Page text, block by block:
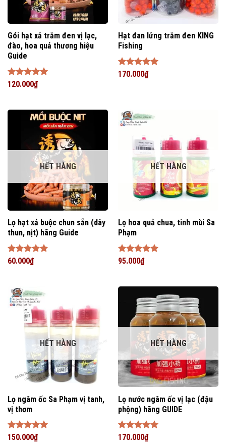
Gói hạt xả trắm đen vị lạc,
đào, hoa quả thương hiệu
Guide
Được xếp
120.000₫
Hạt đan lửng trắm đen KING
Fishing
Được xếp
170.000₫
HẾT HÀNG
Lọ hạt xả buộc chun sẵn (dây
thun, nịt) hãng Guide
Được xếp
55
60.000₫
HẾT HÀNG
Lọ hoa quả chua, tinh mùi Sa
Phạm
Được xếp
55
95.000₫
HẾT HÀNG
Lọ ngâm ốc Sa Phạm vị tanh,
vị thơm
Được xếp
150.000₫
HẾT HÀNG
Lọ nước ngâm ốc vị lạc (đậu
phộng) hãng GUIDE
Được xếp
170.000₫